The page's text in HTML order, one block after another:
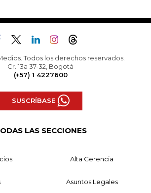
Todos los derechos reservados.
Cr. 13a 37-32, Bogotá
(+57) 1 4227600
SUSCRÍBASE
LAS SECCIONES
Alta Gerencia
Asuntos Legales